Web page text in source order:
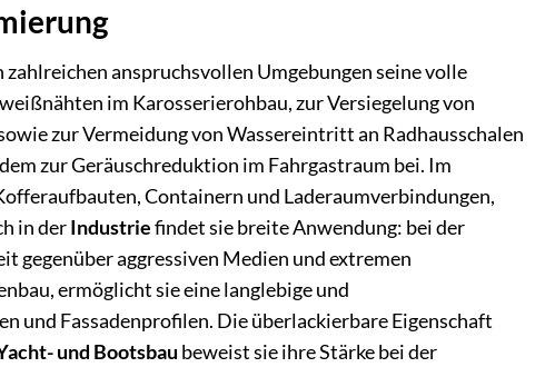
anspruchsvollen Umgebungen seine volle
im Karosserierohbau, zur Versiegelung von
zur Vermeidung von Wassereintritt an Radhausschalen
zur Geräuschreduktion im Fahrgastraum bei. Im
Containern und Laderaumverbindungen,
in derIndustriefindet sie breite Anwendung: bei der
gegenüber aggressiven Medien und extremen
ermöglicht sie eine langlebige und
und Fassadenprofilen. Die überlackierbare Eigenschaft
und Bootsbau beweist sie ihre Stärke bei der